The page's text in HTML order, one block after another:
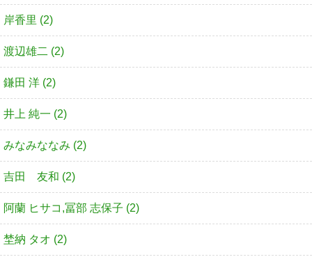
岸香里 (2)
渡辺雄二 (2)
鎌田 洋 (2)
井上 純一 (2)
みなみななみ (2)
吉田 友和 (2)
阿蘭 ヒサコ,冨部 志保子 (2)
埜納 タオ (2)